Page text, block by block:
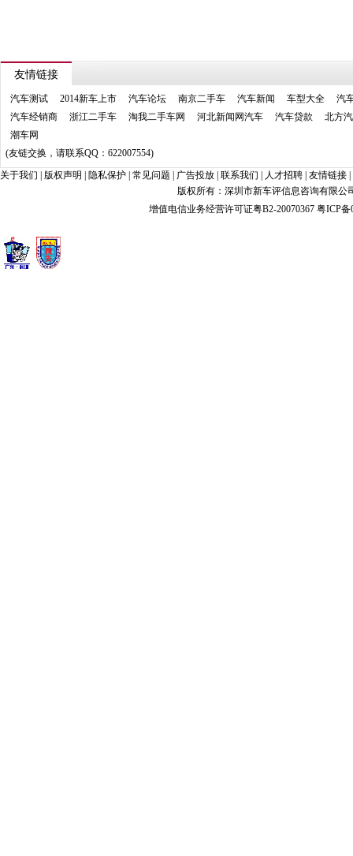
友情链接
汽车测试 2014新车上市 汽车论坛 南京二手车 汽车新闻 车型大全
汽
汽车经销商
浙江二手车 淘我二手车网 河北新闻网汽车 汽车贷款
北方
潮车网
(友链交换，请联系QQ：622007554)
关于我们
版权声明 隐私保护 常见问题 广告投放 联系我们 人才招聘 友情链接
版权所有：深圳市新车评信息咨询有限公
增值电信业务经营许可证粤B2-20070367 粤ICP备